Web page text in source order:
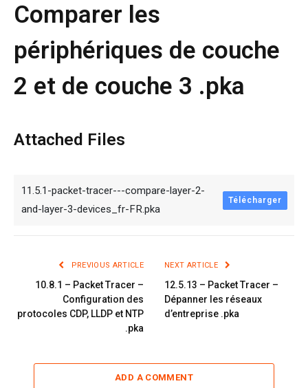
Comparer les
périphériques de couche
2 et de couche 3 .pka
Attached Files
11.5.1-packet-tracer---compare-layer-2-
and-layer-3-devices_fr-FR.pka
Télécharger
PREVIOUS ARTICLE
10.8.1 – Packet Tracer –
Configuration des
protocoles CDP, LLDP et NTP
.pka
NEXT ARTICLE
12.5.13 – Packet Tracer –
Dépanner les réseaux
d’entreprise .pka
ADD A COMMENT